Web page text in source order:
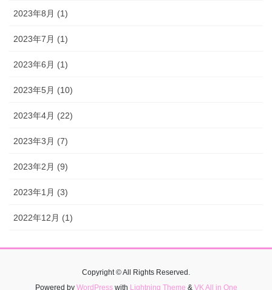
2023年8月 (1)
2023年7月 (1)
2023年6月 (1)
2023年5月 (10)
2023年4月 (22)
2023年3月 (7)
2023年2月 (9)
2023年1月 (3)
2022年12月 (1)
Copyright © All Rights Reserved.
Powered by WordPresswith Lightning Theme & VK All in One